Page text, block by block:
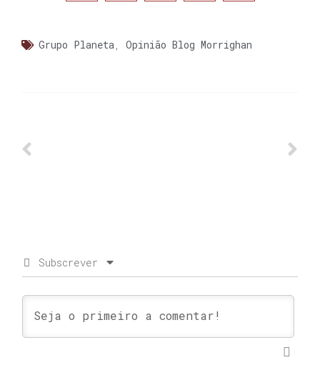
Grupo Planeta, Opinião Blog Morrighan
Subscrever